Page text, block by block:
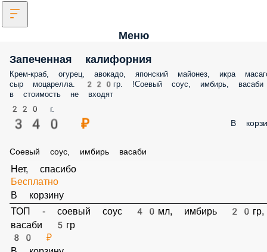
Меню
Запеченная калифорния
Крем-краб, огурец, авокадо, японский майонез, икра
сыр моцарелла. 220гр. !Соевый соус, имбирь, васаби
в стоимость не входят
220 г.
340 ₽ В
Соевый соус, имбирь васаби
Нет, спасибо
Бесплатно
В корзину
ТОП - соевый соус 40мл, имбирь 20гр,
васаби 5гр
80 ₽